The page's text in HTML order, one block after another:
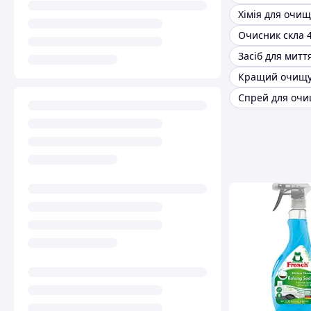
Очисник скла